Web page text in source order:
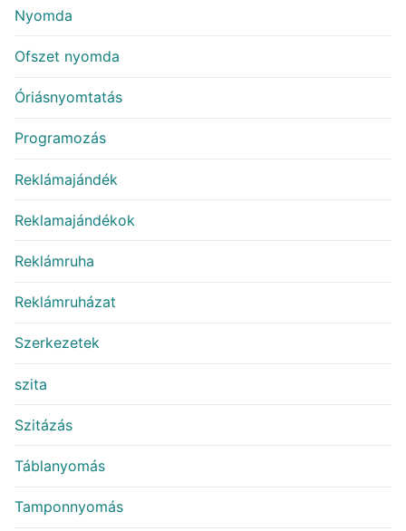
Nyomda
Ofszet nyomda
Óriásnyomtatás
Programozás
Reklámajándék
Reklamajándékok
Reklámruha
Reklámruházat
Szerkezetek
szita
Szitázás
Táblanyomás
Tamponnyomás